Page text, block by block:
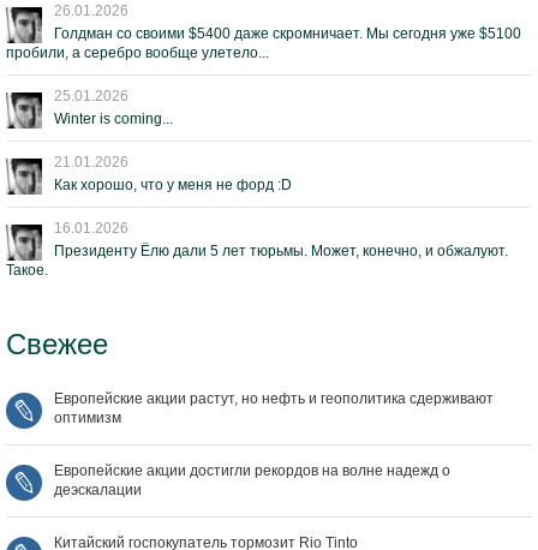
26.01.2026
Голдман со своими $5400 даже скромничает. Мы сегодня уже $5100
пробили, а серебро вообще улетело...
25.01.2026
Winter is coming...
21.01.2026
Как хорошо, что у меня не форд :D
16.01.2026
Президенту Ёлю дали 5 лет тюрьмы. Может, конечно, и обжалуют.
Такое.
Свежее
Европейские акции растут, но нефть и геополитика сдерживают
оптимизм
Европейские акции достигли рекордов на волне надежд о
деэскалации
Китайский госпокупатель тормозит Rio Tinto